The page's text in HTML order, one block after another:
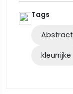
Tags
Abstract
kleurrijke